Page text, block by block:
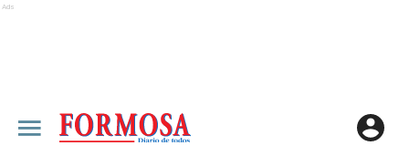
Ads